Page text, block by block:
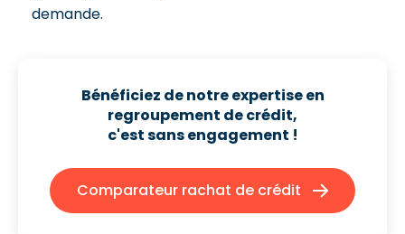
demande.
Bénéficiez de notre expertise en
regroupement de crédit,
c'est sans engagement !
Comparateur rachat de crédit